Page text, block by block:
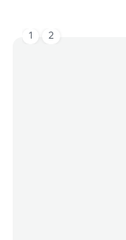
1 2